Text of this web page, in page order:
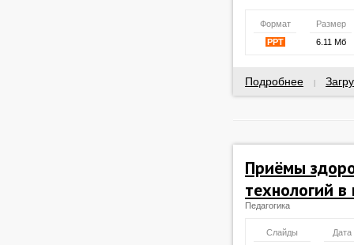
Формат
Размер
PPT
6.11 Мб
Подробнее
Приёмы
технологий
Педагогика
Слайды
Дата